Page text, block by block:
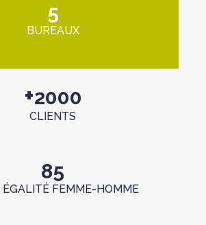
5
BUREAUX
+2000
CLIENTS
85
ÉGALITÉ FEMME-HOMME